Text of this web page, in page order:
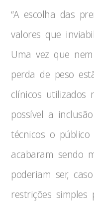
“A escolha das
valores que
Uma vez que
perda de peso
clínicos utilizados
possível a
técnicos o
acabaram sendo
poderiam ser,
restrições